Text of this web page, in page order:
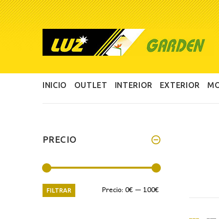
INICIO OUTLET INTERIOR EXTERIOR
PRECIO
Precio
Precio
FILTRAR Precio: 0€ — 100€